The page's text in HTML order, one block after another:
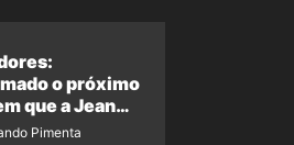
o próximo
que a Jean
aparecer
Pimenta